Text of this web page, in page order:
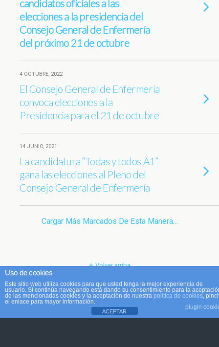
candidatos oficiales a las
elecciones a la presidencia del
Consejo General de Enfermería
del próximo 21 de octubre
4 OCTUBRE, 2022
El Consejo General de Enfermería
convoca elecciones a la
Presidencia para el 21 de octubre
14 JUNIO, 2021
La candidatura “Todas y todos A1”
gana las elecciones al Pleno del
Consejo General de Enfermería
Cargar Más Marcados De Esta Manera…
Volver arriba
Móvil Escritorio
Uso de cookies
Este sitio web utiliza cookies para que usted tenga la mejor experiencia de
usuario. Si continúa navegando está dando su consentimiento para la
de las mencionadas cookies y la aceptación de nuestra política de cookies,
el enlace para mayor información.
plugin
ACEPTAR